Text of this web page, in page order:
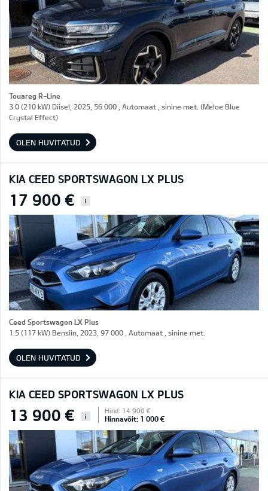
Touareg R-Line
3.0 (210 kW) Diisel, 2025, 56 000 , Automaat , sinine met. (Meloe Blue
Crystal Effect)
OLEN HUVITATUD
KIA CEED SPORTSWAGON LX PLUS
17 900 € i
Ceed Sportswagon LX Plus
1.5 (117 kW) Bensiin, 2023, 97 000 , Automaat , sinine met.
OLEN HUVITATUD
KIA CEED SPORTSWAGON LX PLUS
13 900 € i
Hind: 14 900 €
Hinnavõit: 1 000 €